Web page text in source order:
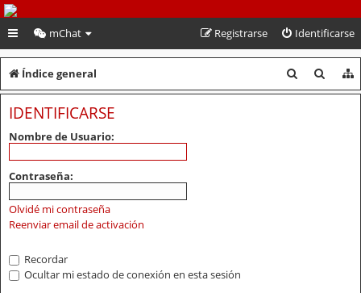
PeruVoley.com
mChat Identificarse
Registrarse
Índice general
u
u
IDENTIFICARSE
Nombre de Usuario:
Contraseña:
Olvidé mi contraseña
Reenviar email de activación
Recordar
Ocultar mi estado de conexión en esta sesión